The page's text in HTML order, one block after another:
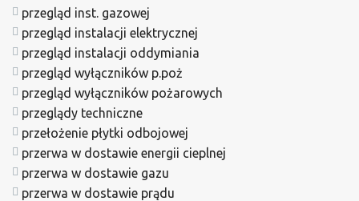
przegląd inst. gazowej
przegląd instalacji elektrycznej
przegląd instalacji oddymiania
przegląd wyłączników p.poż
przegląd wyłączników pożarowych
przeglądy techniczne
przełożenie płytki odbojowej
przerwa w dostawie energii cieplnej
przerwa w dostawie gazu
przerwa w dostawie prądu